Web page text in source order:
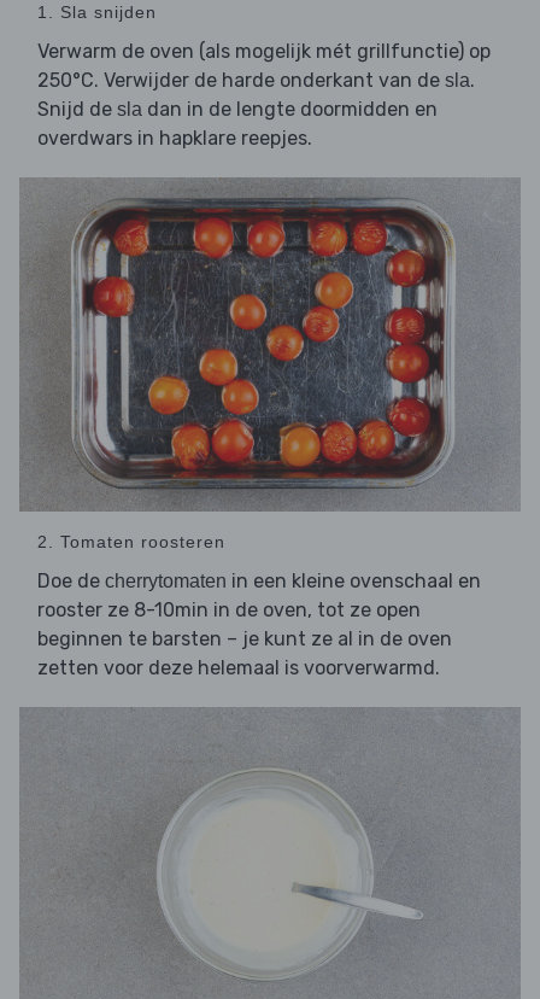
1. Sla snijden
Verwarm de oven (als mogelijk mét grillfunctie) op
250°C. Verwijder de harde onderkant van de sla.
Snijd de sla dan in de lengte doormidden en
overdwars in hapklare reepjes.
2. Tomaten roosteren
Doe de cherrytomaten in een kleine ovenschaal en
rooster ze 8-10min in de oven, tot ze open
beginnen te barsten – je kunt ze al in de oven
zetten voor deze helemaal is voorverwarmd.